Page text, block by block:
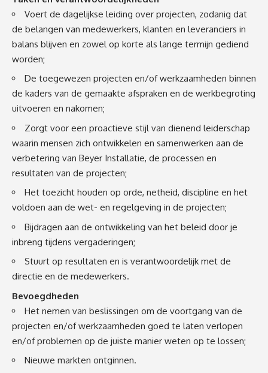
Voert de dagelijkse leiding over projecten, zodanig dat
de belangen van medewerkers, klanten en leveranciers in
balans blijven en zowel op korte als lange termijn gediend
worden;
De toegewezen projecten en/of werkzaamheden binnen
de kaders van de gemaakte afspraken en de werkbegroting
uitvoeren en nakomen;
Zorgt voor een proactieve stijl van dienend leiderschap
waarin mensen zich ontwikkelen en samenwerken aan de
verbetering van Beyer Installatie, de processen en
resultaten van de projecten;
Het toezicht houden op orde, netheid, discipline en het
voldoen aan de wet- en regelgeving in de projecten;
Bijdragen aan de ontwikkeling van het beleid door je
inbreng tijdens vergaderingen;
Stuurt op resultaten en is verantwoordelijk met de
directie en de medewerkers.
Bevoegdheden
Het nemen van beslissingen om de voortgang van de
projecten en/of werkzaamheden goed te laten verlopen
en/of problemen op de juiste manier weten op te lossen;
Nieuwe markten ontginnen.